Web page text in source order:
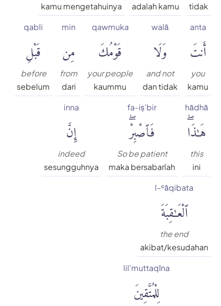
tidak
adalah kamu
kamu mengetahuinya
anta
أَنتَ
you
kamu
walā
وَلَا
and not
dan tidak
qawmuka
قَوْمُكَ
your people
kaummu
min
مِن
from
dari
qabli
قَبْلِ
before
sebelum
hādhā
هَٰذَاۖ
this
ini
fa-iṣ'bir
فَٱصْبِرْۖ
So be patient
maka bersabarlah
inna
إِنَّ
indeed
sesungguhnya
l-ʿāqibata
ٱلْعَٰقِبَةَ
the end
akibat/kesudahan
lil'muttaqīna
لِلْمُتَّقِينَ